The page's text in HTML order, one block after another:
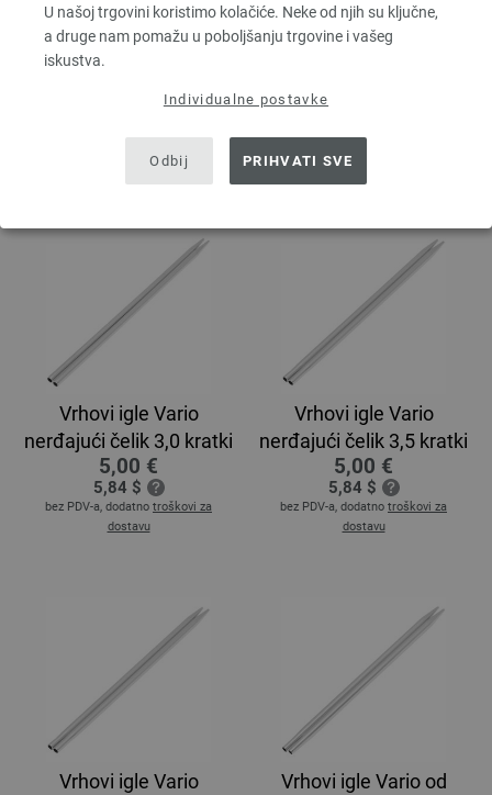
U našoj trgovini koristimo kolačiće. Neke od njih su ključne,
a druge nam pomažu u poboljšanju trgovine i vašeg
iskustva.
Individualne postavke
Odbij PRIHVATI SVE
Vrhovi igala Vario od
nehrđajućeg čelika
veličina 6,0
bez PDV-a, dodatnotroškovi za
dostavu
Vrhovi igala Vario od
nehrđajućeg čelika
bez PDV-a, dodatno
dostavu
Vrhovi igle Vario
nerđajući čelik 3,0 kratki
5,00 €
5,84 $
bez PDV-a, dodatno troškovi za
dostavu
Vrhovi igle Vario
nerđajući čelik 3,5 kratki
5,00 €
5,84 $
bez PDV-a, dodatno troškovi za
dostavu
Vrhovi igle Vario
Vrhovi igle Vario od